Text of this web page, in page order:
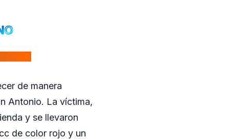
de manera
Antonio. La víctima,
y se llevaron
de color rojo y un